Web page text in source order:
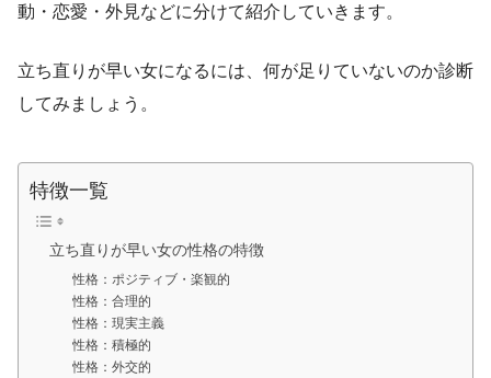
動・恋愛・外見などに分けて紹介していきます。
立ち直りが早い女になるには、何が足りていないのか診断
してみましょう。
特徴一覧
立ち直りが早い女の性格の特徴
性格：ポジティブ・楽観的
性格：合理的
性格：現実主義
性格：積極的
性格：外交的